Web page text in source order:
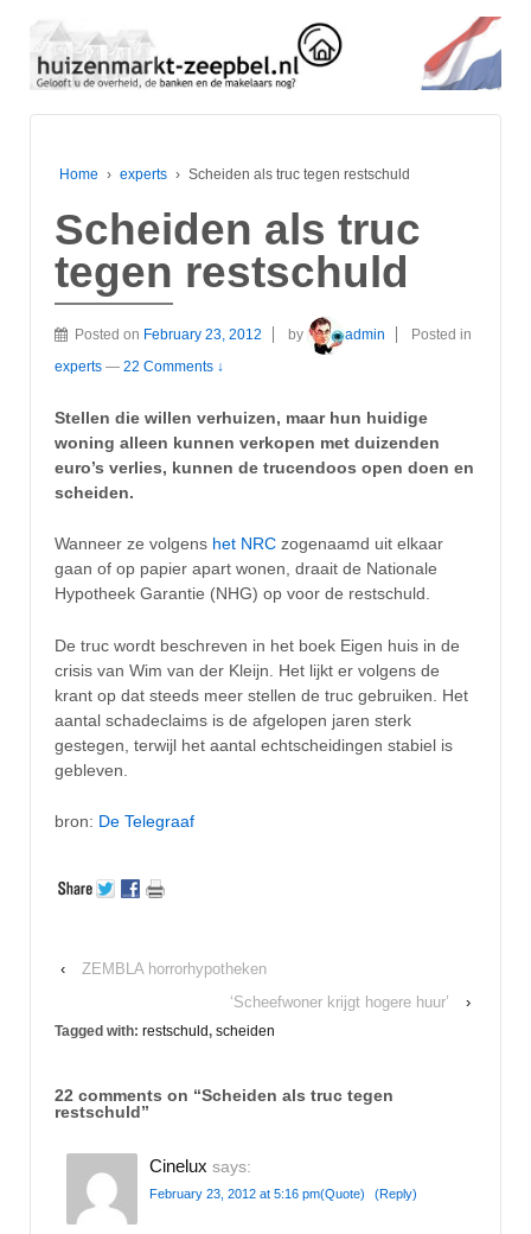
Home › experts › Scheiden als truc tegen restschuld
Scheiden als truc
tegen restschuld
Posted on February 23, 2012 by admin
Posted in
experts — 22 Comments ↓
Stellen die willen verhuizen, maar hun huidige
woning alleen kunnen verkopen met duizenden
euro’s verlies, kunnen de trucendoos open doen en
scheiden.
Wanneer ze volgens het NRC zogenaamd uit elkaar
gaan of op papier apart wonen, draait de Nationale
Hypotheek Garantie (NHG) op voor de restschuld.
De truc wordt beschreven in het boek Eigen huis in de
crisis van Wim van der Kleijn. Het lijkt er volgens de
krant op dat steeds meer stellen de truc gebruiken. Het
aantal schadeclaims is de afgelopen jaren sterk
gestegen, terwijl het aantal echtscheidingen stabiel is
gebleven.
bron: De Telegraaf
‹
ZEMBLA horrorhypotheken
‘Scheefwoner krijgt hogere huur’
›
Tagged with: restschuld, scheiden
22 comments on “Scheiden als truc tegen
restschuld”
Cinelux says:
February 23, 2012 at 5:16 pm(Quote) (Reply)